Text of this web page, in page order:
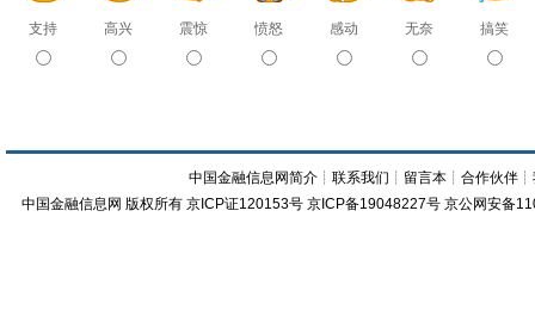
支持 高兴 震惊 愤怒 感动 无奈 搞笑
中国金融信息网简介 ┊联系我们 ┊ 留言本 ┊合作伙伴 ┊
中国金融信息网 版权所有 京ICP证120153号 京ICP备19048227号 京公网安备